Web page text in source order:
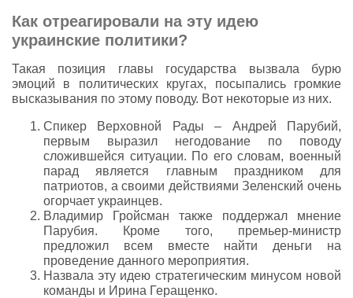
Как отреагировали на эту идею
украинские политики?
Такая позиция главы государства вызвала бурю
эмоций в политических кругах, посыпались громкие
высказывания по этому поводу. Вот некоторые из них.
Спикер Верховной Рады – Андрей Парубий,
первым выразил негодование по поводу
сложившейся ситуации. По его словам, военный
парад является главным праздником для
патриотов, а своими действиями Зеленский очень
огорчает украинцев.
Владимир Гройсман также поддержал мнение
Парубия. Кроме того, премьер-министр
предложил всем вместе найти деньги на
проведение данного мероприятия.
Назвала эту идею стратегическим минусом новой
команды и Ирина Геращенко.